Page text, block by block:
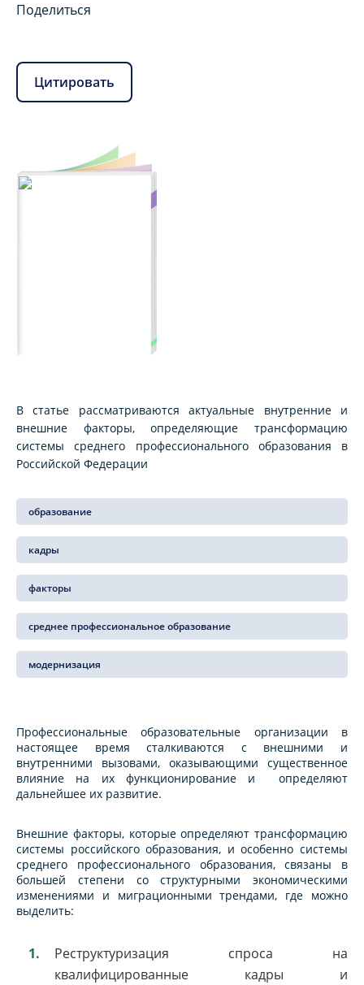
Поделиться
Цитировать
В статье рассматриваются актуальные внутренние и
внешние факторы, определяющие трансформацию
системы среднего профессионального образования в
Российской Федерации
образование
кадры
факторы
среднее профессиональное образование
модернизация
Профессиональные образовательные организации в
настоящее время сталкиваются с внешними и
внутренними вызовами, оказывающими существенное
влияние на их функционирование и определяют
дальнейшее их развитие.
Внешние факторы, которые определяют трансформацию
системы российского образования, и особенно системы
среднего профессионального образования, связаны в
большей степени со структурными экономическими
изменениями и миграционными трендами, где можно
выделить:
Реструктуризация спроса на
квалифицированные кадры и